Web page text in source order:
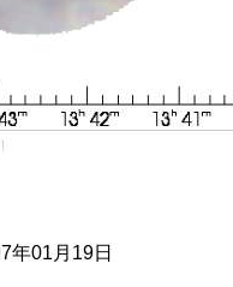
年01月19日